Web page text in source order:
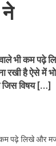
ने
भी कम पढ़े
रखी है ऐसे में
जिस विषय […]
कम पढ़े लिखे और